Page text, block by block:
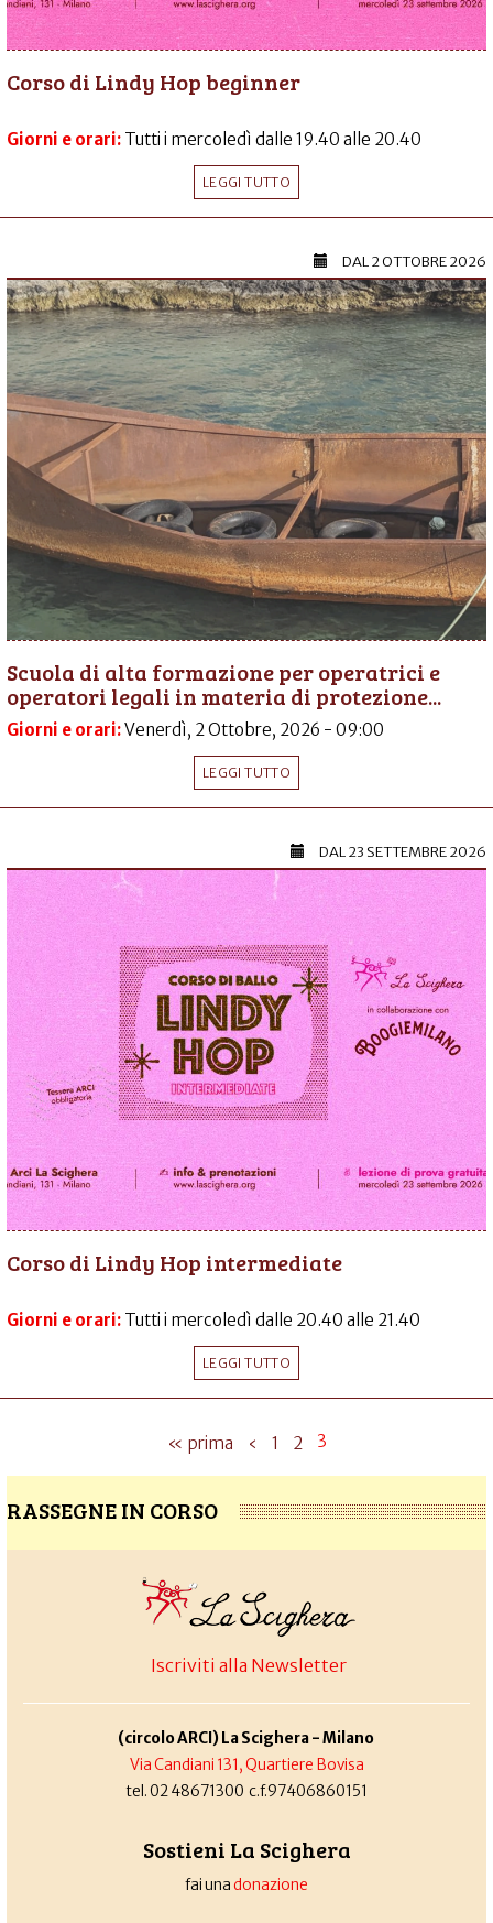
Corso di Lindy Hop beginner
Giorni e orari: Tutti i mercoledì dalle 19.40 alle 20.40
LEGGI TUTTO
DAL2 OTTOBRE 2026
Scuola di alta formazione per operatrici e
operatori legali in materia di protezione...
Giorni e orari:Venerdì, 2 Ottobre, 2026 - 09:00
LEGGI TUTTO
DAL23 SETTEMBRE 2026
Corso di Lindy Hop intermediate
Giorni e orari: Tutti i mercoledì dalle 20.40 alle 21.40
LEGGI TUTTO
« prima ‹ 1 2 3
RASSEGNE IN CORSO
Iscriviti alla Newsletter
(circolo ARCI) La Scighera - Milano
Via Candiani 131, Quartiere Bovisa
tel. 02 48671300 c.f.97406860151
Sostieni La Scighera
fai unadonazione